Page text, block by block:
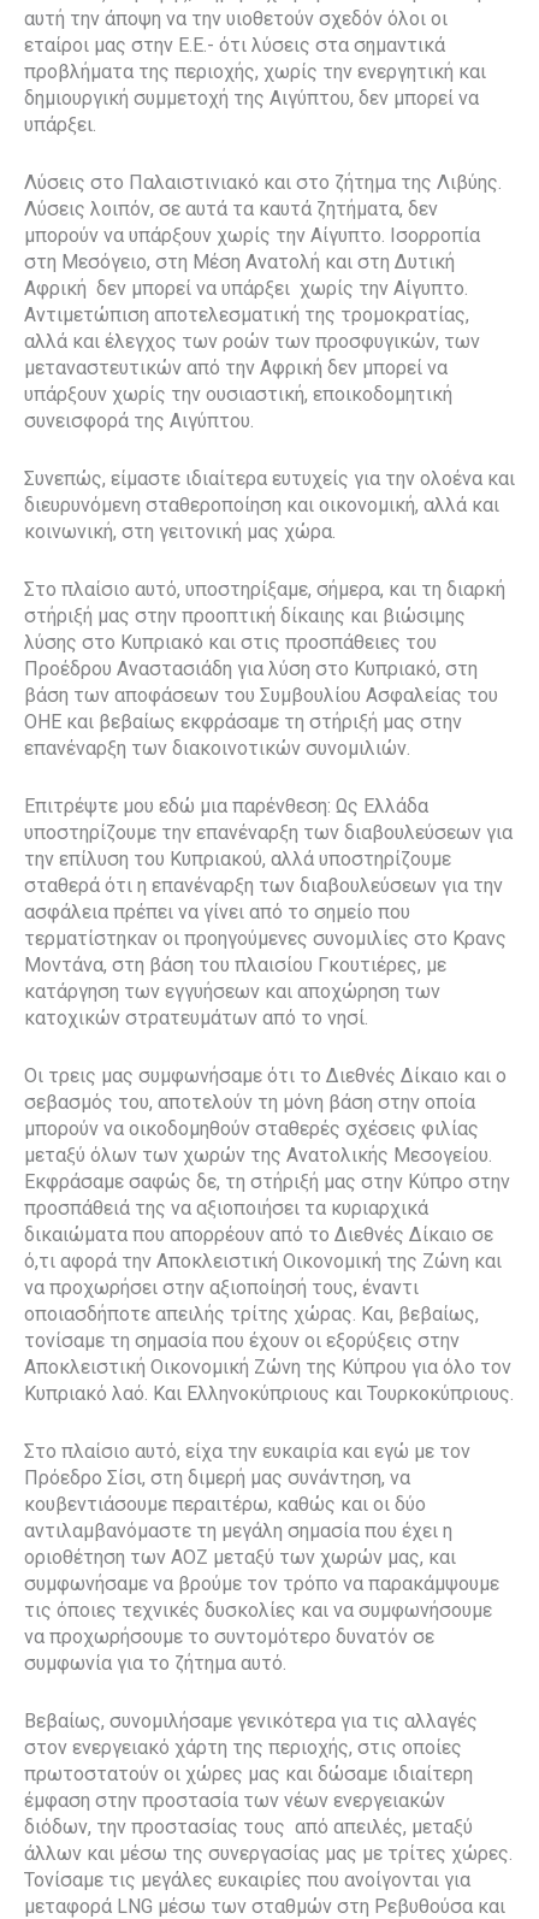
αυτή την άποψη να την υιοθετούν σχεδόν όλοι οι
εταίροι μας στην Ε.Ε.- ότι λύσεις στα σημαντικά
προβλήματα της περιοχής, χωρίς την ενεργητική και
δημιουργική συμμετοχή της Αιγύπτου, δεν μπορεί να
υπάρξει.
Λύσεις στο Παλαιστινιακό και στο ζήτημα της Λιβύης.
Λύσεις λοιπόν, σε αυτά τα καυτά ζητήματα, δεν
μπορούν να υπάρξουν χωρίς την Αίγυπτο. Ισορροπία
στη Μεσόγειο, στη Μέση Ανατολή και στη Δυτική
Αφρική δεν μπορεί να υπάρξει χωρίς την Αίγυπτο.
Αντιμετώπιση αποτελεσματική της τρομοκρατίας,
αλλά και έλεγχος των ροών των προσφυγικών, των
μεταναστευτικών από την Αφρική δεν μπορεί να
υπάρξουν χωρίς την ουσιαστική, εποικοδομητική
συνεισφορά της Αιγύπτου.
Συνεπώς, είμαστε ιδιαίτερα ευτυχείς για την ολοένα και
διευρυνόμενη σταθεροποίηση και οικονομική, αλλά και
κοινωνική, στη γειτονική μας χώρα.
Στο πλαίσιο αυτό, υποστηρίξαμε, σήμερα, και τη διαρκή
στήριξή μας στην προοπτική δίκαιης και βιώσιμης
λύσης στο Κυπριακό και στις προσπάθειες του
Προέδρου Αναστασιάδη για λύση στο Κυπριακό, στη
βάση των αποφάσεων του Συμβουλίου Ασφαλείας του
ΟΗΕ και βεβαίως εκφράσαμε τη στήριξή μας στην
επανέναρξη των διακοινοτικών συνομιλιών.
Επιτρέψτε μου εδώ μια παρένθεση: Ως Ελλάδα
υποστηρίζουμε την επανέναρξη των διαβουλεύσεων για
την επίλυση του Κυπριακού, αλλά υποστηρίζουμε
σταθερά ότι η επανέναρξη των διαβουλεύσεων για την
ασφάλεια πρέπει να γίνει από το σημείο που
τερματίστηκαν οι προηγούμενες συνομιλίες στο Κρανς
Μοντάνα, στη βάση του πλαισίου Γκουτιέρες, με
κατάργηση των εγγυήσεων και αποχώρηση των
κατοχικών στρατευμάτων από το νησί.
Οι τρεις μας συμφωνήσαμε ότι το Διεθνές Δίκαιο και ο
σεβασμός του, αποτελούν τη μόνη βάση στην οποία
μπορούν να οικοδομηθούν σταθερές σχέσεις φιλίας
μεταξύ όλων των χωρών της Ανατολικής Μεσογείου.
Εκφράσαμε σαφώς δε, τη στήριξή μας στην Κύπρο στην
προσπάθειά της να αξιοποιήσει τα κυριαρχικά
δικαιώματα που απορρέουν από το Διεθνές Δίκαιο σε
ό,τι αφορά την Αποκλειστική Οικονομική της Ζώνη και
να προχωρήσει στην αξιοποίησή τους, έναντι
οποιασδήποτε απειλής τρίτης χώρας. Και, βεβαίως,
τονίσαμε τη σημασία που έχουν οι εξορύξεις στην
Αποκλειστική Οικονομική Ζώνη της Κύπρου για όλο τον
Κυπριακό λαό. Και Ελληνοκύπριους και Τουρκοκύπριους.
Στο πλαίσιο αυτό, είχα την ευκαιρία και εγώ με τον
Πρόεδρο Σίσι, στη διμερή μας συνάντηση, να
κουβεντιάσουμε περαιτέρω, καθώς και οι δύο
αντιλαμβανόμαστε τη μεγάλη σημασία που έχει η
οριοθέτηση των ΑΟΖ μεταξύ των χωρών μας, και
συμφωνήσαμε να βρούμε τον τρόπο να παρακάμψουμε
τις όποιες τεχνικές δυσκολίες και να συμφωνήσουμε
να προχωρήσουμε το συντομότερο δυνατόν σε
συμφωνία για το ζήτημα αυτό.
Βεβαίως, συνομιλήσαμε γενικότερα για τις αλλαγές
στον ενεργειακό χάρτη της περιοχής, στις οποίες
πρωτοστατούν οι χώρες μας και δώσαμε ιδιαίτερη
έμφαση στην προστασία των νέων ενεργειακών
διόδων, την προστασίας τους από απειλές, μεταξύ
άλλων και μέσω της συνεργασίας μας με τρίτες χώρες.
Τονίσαμε τις μεγάλες ευκαιρίες που ανοίγονται για
μεταφορά LNG μέσω των σταθμών στη Ρεβυθούσα και